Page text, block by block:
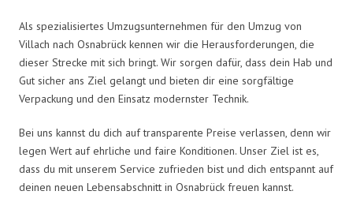
Als spezialisiertes Umzugsunternehmen für den Umzug von
Villach nach Osnabrück kennen wir die Herausforderungen, die
dieser Strecke mit sich bringt. Wir sorgen dafür, dass dein Hab und
Gut sicher ans Ziel gelangt und bieten dir eine sorgfältige
Verpackung und den Einsatz modernster Technik.
Bei uns kannst du dich auf transparente Preise verlassen, denn wir
legen Wert auf ehrliche und faire Konditionen. Unser Ziel ist es,
dass du mit unserem Service zufrieden bist und dich entspannt auf
deinen neuen Lebensabschnitt in Osnabrück freuen kannst.